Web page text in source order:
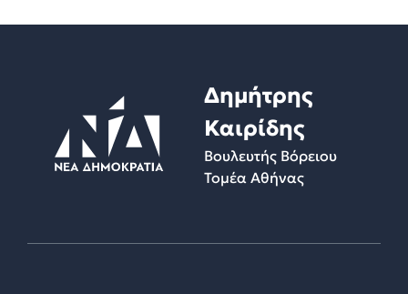
Δημήτρης
Καιρίδης
Βουλευτής Βόρειου
Τομέα Αθήνας